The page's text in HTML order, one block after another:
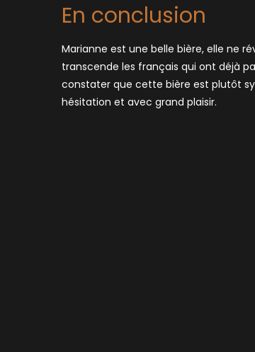
En conclusion
Marianne est une belle bière, elle ne
transcende les français qui ont déjà
constater que cette bière est plutôt
hésitation et avec grand plaisir.